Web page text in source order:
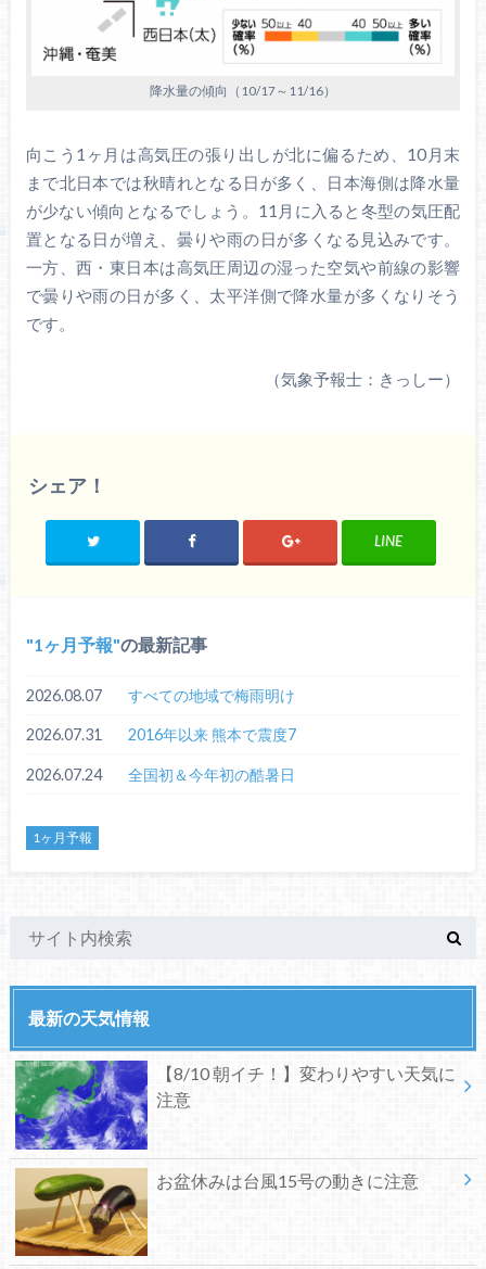
降水量の傾向（10/17～11/16）
向こう1ヶ月は高気圧の張り出しが北に偏るため、10月末
まで北日本では秋晴れとなる日が多く、日本海側は降水量
が少ない傾向となるでしょう。11月に入ると冬型の気圧配
置となる日が増え、曇りや雨の日が多くなる見込みです。
一方、西・東日本は高気圧周辺の湿った空気や前線の影響
で曇りや雨の日が多く、太平洋側で降水量が多くなりそう
です。
（気象予報士：きっしー）
シェア！
LINE
1ヶ月予報 の最新記事
2026.08.07 すべての地域で梅雨明け
2026.07.31 2016年以来 熊本で震度7
2026.07.24 全国初＆今年初の酷暑日
1ヶ月予報
最新の天気情報
【8/10 朝イチ！】変わりやすい天気に
注意
お盆休みは台風15号の動きに注意